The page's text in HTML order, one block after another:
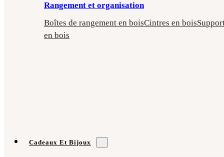
Rangement et organisation
Boîtes de rangement en boisCintres en bois
en bois
Cadeaux Et Bijoux